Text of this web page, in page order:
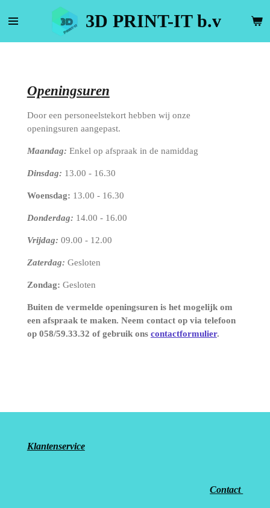
direct
3D PRINT-IT b.v
Openingsuren
Door een personeelstekort hebben wij onze
openingsuren aangepast.
Maandag: Enkel op afspraak in de namiddag
Dinsdag: 13.00 - 16.30
Woensdag: 13.00 - 16.30
Donderdag: 14.00 - 16.00
Vrijdag: 09.00 - 12.00
Zaterdag: Gesloten
Zondag: Gesloten
Buiten de vermelde openingsuren is het mogelijk om
een afspraak te maken. Neem contact op via telefoon
op 058/59.33.32 of gebruik ons contactformulier.
Klantenservice
Contact